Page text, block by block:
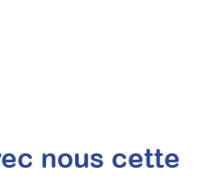
nous cette